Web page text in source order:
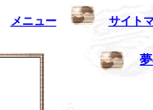
メニュー サイト